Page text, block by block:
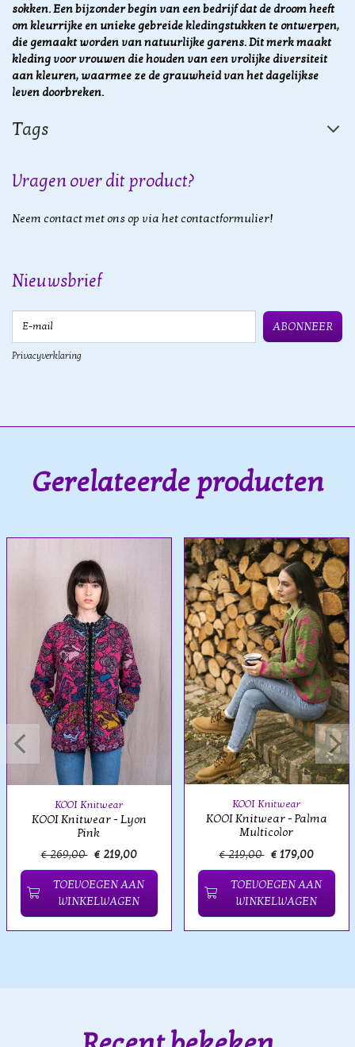
sokken. Een bijzonder begin van een bedrijf dat de droom heeft
om kleurrijke en unieke gebreide kledingstukken te ontwerpen,
die gemaakt worden van natuurlijke garens. Dit merk maakt
kleding voor vrouwen die houden van een vrolijke diversiteit
aan kleuren, waarmee ze de grauwheid van het dagelijkse
leven doorbreken.
Tags
Vragen over dit product?
Neem contact met ons op via het contactformulier!
Nieuwsbrief
ABONNEER
Privacyverklaring
Gerelateerde producten
KOOI Knitwear
KOOI Knitwear - Lyon
Pink
€ 269,00 € 219,00
TOEVOEGEN AAN
WINKELWAGEN
KOOI Knitwear
KOOI Knitwear - Palma
Multicolor
€ 219,00 € 179,00
TOEVOEGEN AAN
WINKELWAGEN